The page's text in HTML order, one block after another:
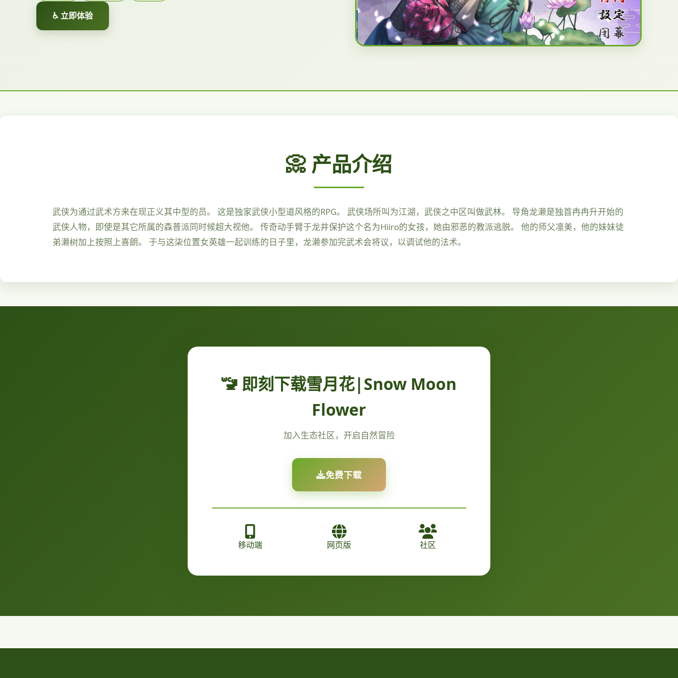
♿ 立即体验
📀 产品介绍
武侠为通过武术方来在现正义其中型的员。 这是独家武侠小型道风格的RPG。 武侠场所叫为江湖，武侠之中区叫做武林。 导角龙濑是独首冉冉升开始的
武侠人物，即使是其它所属的森普派同时候超大视他。 传奇动手臂于龙井保护这个名为Hiiro的女孩，她由邪恶的教派逃脱。 他的师父凛美，他的妹妹徒
弟濑树加上按照上喜朗。 于与这柒位置女英雄一起训练的日子里，龙濑参加完武术会将议，以调试他的法术。
🚾 即刻下载雪月花|Snow Moon
Flower
加入生态社区，开启自然冒险
免费下载
移动端 网页版 社区